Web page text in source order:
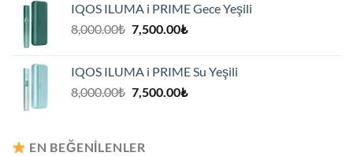
7,500.00₺.
IQOS ILUMA i PRIME Gece Yeşili
8,000.00₺ Orijinal
7,500.00₺Şu
7,500.00₺.
IQOS ILUMA i PRIME Su Yeşili
8,000.00₺ Orijinal
7,500.00₺Şu
EN BEĞENILENLER